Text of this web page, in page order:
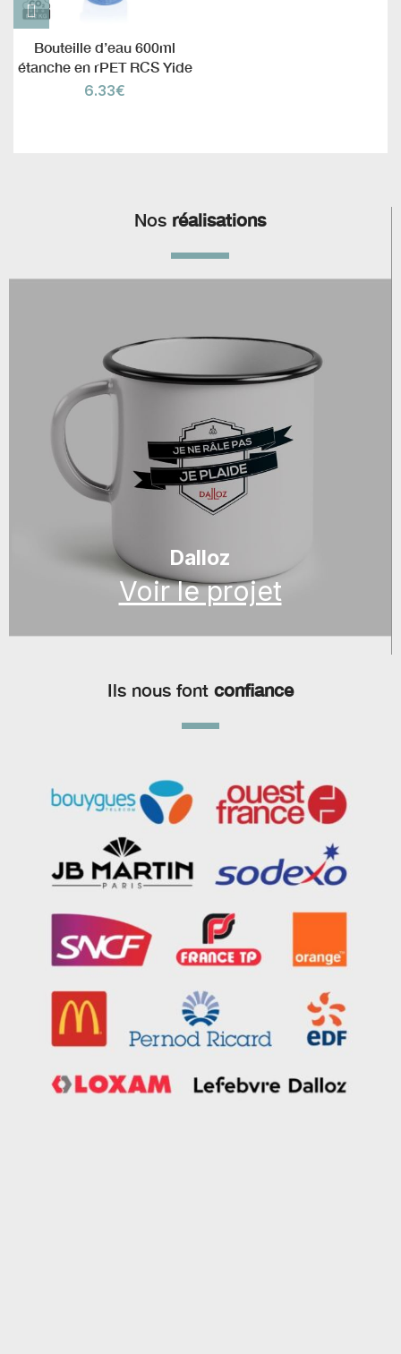
Bouteille d’eau 600ml
étanche en rPET RCS Yide
6.33€
Nos réalisations
Dalloz
Voir le projet
Ils nous font confiance